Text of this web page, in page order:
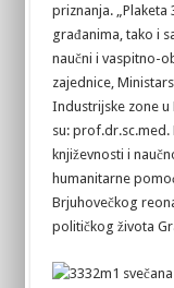
priznanja. „Plaketa
građanima, tako i
naučni i vaspitno-
zajednice,
Industrijske zone u
su: prof.dr.sc.med.
književnosti i
humanitarne
Brjuhovečkog
političkog života